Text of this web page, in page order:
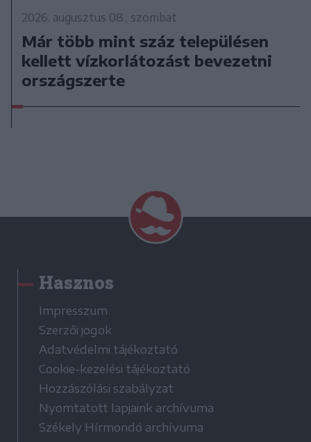
2026. augusztus 08., szombat
Már több mint száz településen
kellett vízkorlátozást bevezetni
országszerte
Hasznos
Impresszum
Szerzői jogok
Adatvédelmi tájékoztató
Cookie-kezelési tájékoztató
Hozzászólási szabályzat
Nyomtatott lapjaink archívuma
Székely Hírmondó archívuma